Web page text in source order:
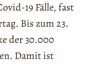
19 Fälle, fast
Bis zum 23.
der 30.000
Damit ist